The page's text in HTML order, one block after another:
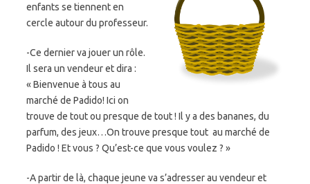
enfants se tiennent en
cercle autour du professeur.
-Ce dernier va jouer un rôle.
Il sera un vendeur et dira :
« Bienvenue à tous au
marché de Padido! Ici on
trouve de tout ou presque de tout ! Il y a des bananes, du
parfum, des jeux…On trouve presque tout au marché de
Padido ! Et vous ? Qu’est-ce que vous voulez ? »
-A partir de là, chaque jeune va s’adresser au vendeur et